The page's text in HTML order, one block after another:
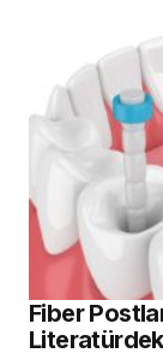
Fiber